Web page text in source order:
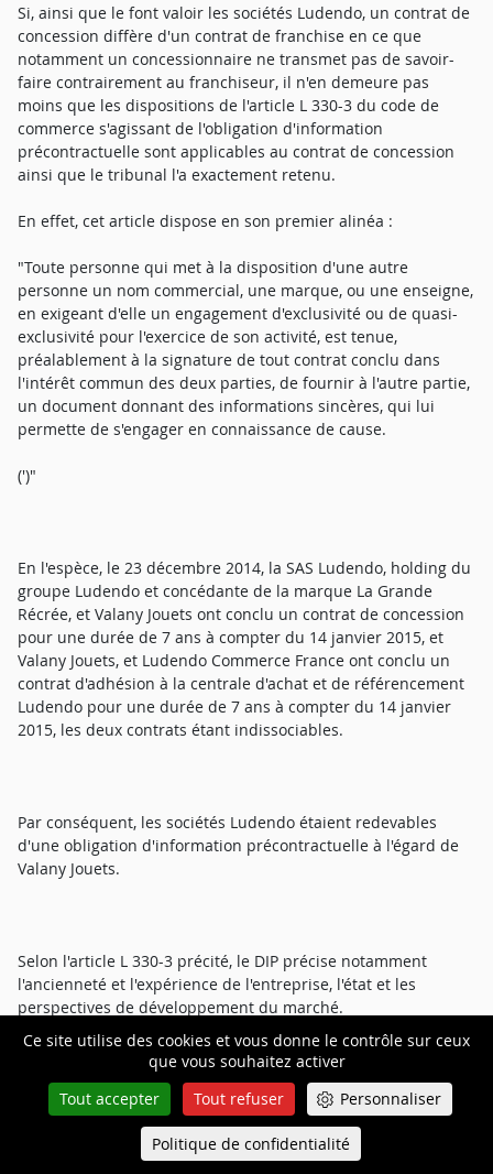
Ce site utilise des cookies et vous donne le contrôle sur ceux
que vous souhaitez activer
Tout accepter
Tout refuser Personnaliser
Politique de confidentialité
Si, ainsi que le font valoir les sociétés Ludendo, un contrat de
concession diffère d'un contrat de franchise en ce que
notamment un concessionnaire ne transmet pas de savoir-
faire contrairement au franchiseur, il n'en demeure pas
moins que les dispositions de l'article L 330-3 du code de
commerce s'agissant de l'obligation d'information
précontractuelle sont applicables au contrat de concession
ainsi que le tribunal l'a exactement retenu.
En effet, cet article dispose en son premier alinéa :
"Toute personne qui met à la disposition d'une autre
personne un nom commercial, une marque, ou une enseigne,
en exigeant d'elle un engagement d'exclusivité ou de quasi-
exclusivité pour l'exercice de son activité, est tenue,
préalablement à la signature de tout contrat conclu dans
l'intérêt commun des deux parties, de fournir à l'autre partie,
un document donnant des informations sincères, qui lui
permette de s'engager en connaissance de cause.
(')"
En l'espèce, le 23 décembre 2014, la SAS Ludendo, holding du
groupe Ludendo et concédante de la marque La Grande
Récrée, et Valany Jouets ont conclu un contrat de concession
pour une durée de 7 ans à compter du 14 janvier 2015, et
Valany Jouets, et Ludendo Commerce France ont conclu un
contrat d'adhésion à la centrale d'achat et de référencement
Ludendo pour une durée de 7 ans à compter du 14 janvier
2015, les deux contrats étant indissociables.
Par conséquent, les sociétés Ludendo étaient redevables
d'une obligation d'information précontractuelle à l'égard de
Valany Jouets.
Selon l'article L 330-3 précité, le DIP précise notamment
l'ancienneté et l'expérience de l'entreprise, l'état et les
perspectives de développement du marché.
En l'espèce le DIP fourni à Valany Jouets comporte 6 pages (
pièce 6 des intimées) comprenant une carte localisant la ville
de [Localité 11] qui précise sa population et l'évolution de
Queue-Fair